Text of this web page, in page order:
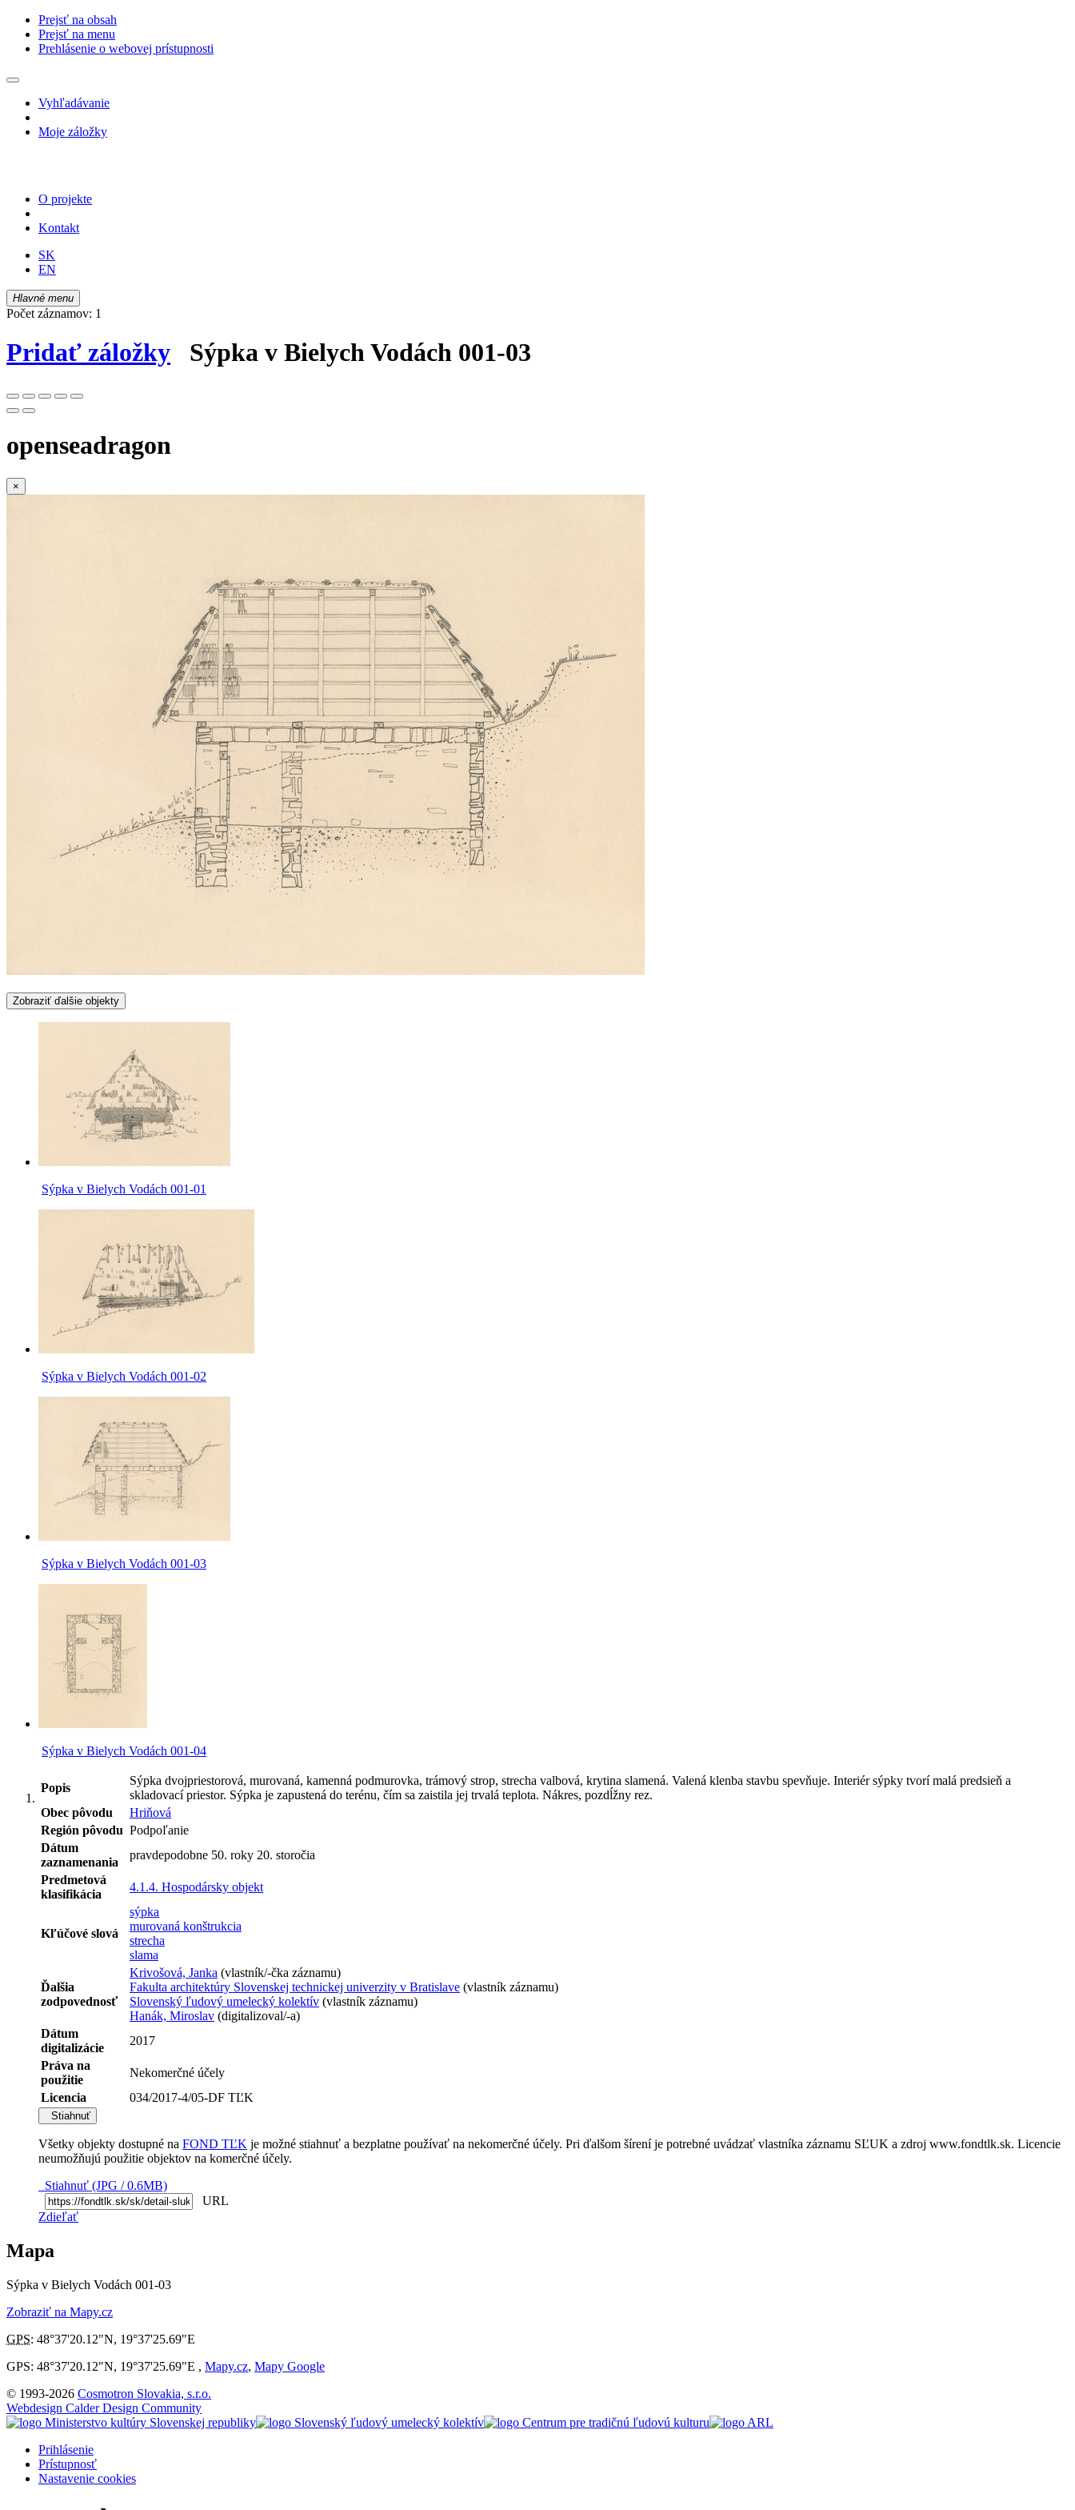
Prejsť na obsah
Prejsť na menu
Prehlásenie o webovej prístupnosti
Vyhľadávanie
Moje záložky
O projekte
Kontakt
SK
EN
Hlavné menu
Počet záznamov: 1
Pridať záložky Sýpka v Bielych Vodách 001-03
openseadragon
×
Zobraziť ďalšie objekty
Sýpka v Bielych Vodách 001-01
Sýpka v Bielych Vodách 001-02
Sýpka v Bielych Vodách 001-03
Sýpka v Bielych Vodách 001-04
Popis
Sýpka dvojpriestorová, murovaná, kamenná podmurovka, trámový strop, strecha valbová, krytina slamená. Valená klenba stavbu spevňuje. Interiér sýpky tvorí malá predsieň a
skladovací priestor. Sýpka je zapustená do terénu, čím sa zaistila jej trvalá teplota. Nákres, pozdĺžny rez.
Obec pôvodu
Hriňová
Región pôvodu Podpoľanie
Dátum
zaznamenania
pravdepodobne 50. roky 20. storočia
Predmetová
klasifikácia
4.1.4. Hospodársky objekt
Kľúčové slová
sýpka
murovaná konštrukcia
strecha
slama
Ďalšia
zodpovednosť
Krivošová, Janka (vlastník/-čka záznamu)
Fakulta architektúry Slovenskej technickej univerzity v Bratislave (vlastník záznamu)
Slovenský ľudový umelecký kolektív (vlastník záznamu)
Hanák, Miroslav (digitalizoval/-a)
Dátum
digitalizácie
2017
Práva na
použitie
Nekomerčné účely
Licencia
034/2017-4/05-DF TĽK
Stiahnuť
Všetky objekty dostupné na FOND TĽK je možné stiahnuť a bezplatne používať na nekomerčné účely. Pri ďalšom šírení je potrebné uvádzať vlastníka záznamu SĽUK a zdroj www.fondtlk.sk. Licencie
neumožňujú použitie objektov na komerčné účely.
Stiahnuť (JPG / 0.6MB)
URL
Zdieľať
Mapa
Sýpka v Bielych Vodách 001-03
Zobraziť na Mapy.cz
GPS: 48°37'20.12"N, 19°37'25.69"E
GPS: 48°37'20.12"N, 19°37'25.69"E , Mapy.cz, Mapy Google
© 1993-2026 Cosmotron Slovakia, s.r.o.
Webdesign Calder Design Community
Prihlásenie
Prístupnosť
Nastavenie cookies